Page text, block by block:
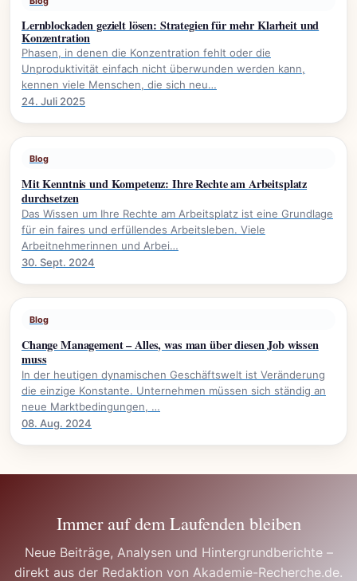
Lernblockaden gezielt lösen: Strategien für mehr Klarheit und
Konzentration
Phasen, in denen die Konzentration fehlt oder die
Unproduktivität einfach nicht überwunden werden kann,
kennen viele Menschen, die sich neu…
24. Juli 2025
Blog
Mit Kenntnis und Kompetenz: Ihre Rechte am Arbeitsplatz
durchsetzen
Das Wissen um Ihre Rechte am Arbeitsplatz ist eine Grundlage
für ein faires und erfüllendes Arbeitsleben. Viele
Arbeitnehmerinnen und Arbei…
30. Sept. 2024
Blog
Change Management – Alles, was man über diesen Job wissen
muss
In der heutigen dynamischen Geschäftswelt ist Veränderung
die einzige Konstante. Unternehmen müssen sich ständig an
neue Marktbedingungen, …
08. Aug. 2024
Immer auf dem Laufenden bleiben
Neue Beiträge, Analysen und Hintergrundberichte –
direkt aus der Redaktion von Akademie-Recherche.de.